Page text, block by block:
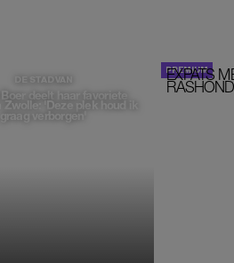
DE STAD VAN
Boer deelt haar favoriete
Zwolle: 'Deze plek houd ik
graag verborgen'
EXPATS